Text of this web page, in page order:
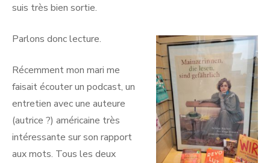
suis très bien sortie.
Parlons donc lecture.
Récemment mon mari me
faisait écouter un podcast, un
entretien avec une auteure
(autrice ?) américaine très
intéressante sur son rapport
aux mots. Tous les deux